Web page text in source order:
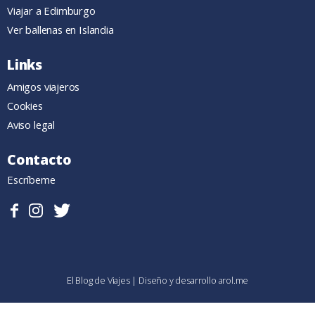
Viajar a Edimburgo
Ver ballenas en Islandia
Links
Amigos viajeros
Cookies
Aviso legal
Contacto
Escríbeme
Sigueme
FollowFollow
El Blog de Viajes | Diseño y desarrollo arol.me